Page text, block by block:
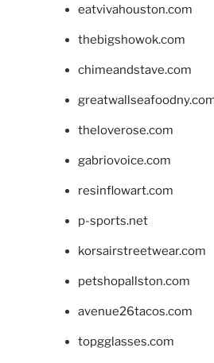
eatvivahouston.com
thebigshowok.com
chimeandstave.com
theloverose.com
gabriovoice.com
resinflowart.com
p-sports.net
korsairstreetwear.com
petshopallston.com
avenue26tacos.com
topgglasses.com